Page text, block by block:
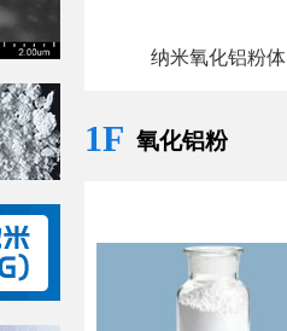
纳米氧化铝粉体
1F 氧化铝粉